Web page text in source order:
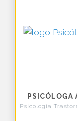
PSICÓLOGA
Psicología